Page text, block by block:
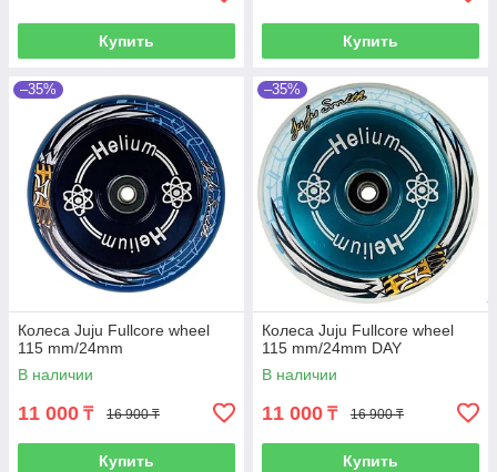
Купить Купить
–35%
Колеса Juju Fullcore wheel
115 mm/24mm
В наличии
11 000 ₸ 16 900 ₸
Купить
–35%
Колеса Juju Fullcore wheel
115 mm/24mm DAY
В наличии
11 000 ₸ 16 900 ₸
Купить